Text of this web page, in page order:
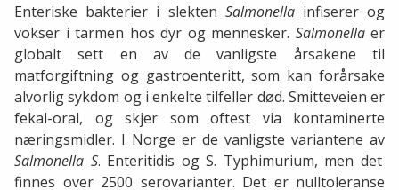
Enteriske bakterier i slekten Salmonellainfiserer og
vokser i tarmen hos dyr og mennesker. Salmonellaer
globalt sett en av de vanligste årsakene til
matforgiftning og gastroenteritt, som kan forårsake
alvorlig sykdom og i enkelte tilfeller død. Smitteveien er
fekal-oral, og skjer som oftest via kontaminerte
næringsmidler. I Norge er de vanligste variantene av
Salmonella S. Enteritidis og S. Typhimurium, men det
finnes over 2500 serovarianter. Det er nulltoleranse